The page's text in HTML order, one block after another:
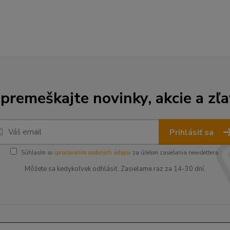
novinky, akcie a
Prihlásiť sa
Súhlasím so spracovaním osobných údajov za účelom zasielania newslettera.
Môžete sa kedykoľvek odhlásiť. Zasielame raz za 14-30 dní.